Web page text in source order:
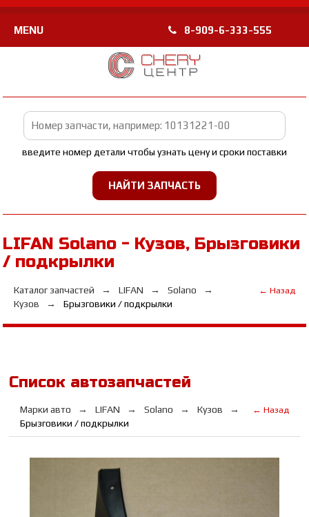
MENU 8-909-6-333-555
введите номер детали чтобы узнать цену и сроки поставки
LIFAN Solano - Кузов, Брызговики
/ подкрылки
Каталог запчастей LIFAN
Solano
Кузов
Брызговики / подкрылки
← Назад
Список автозапчастей
Марки авто LIFAN Solano
Кузов
Брызговики / подкрылки
← Назад